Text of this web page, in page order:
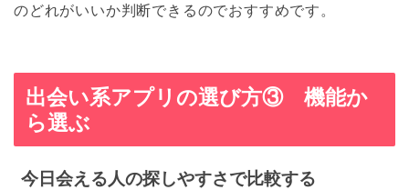
のどれがいいか判断できるのでおすすめです。
出会い系アプリの選び方③ 機能か
ら選ぶ
今日会える人の探しやすさで比較する